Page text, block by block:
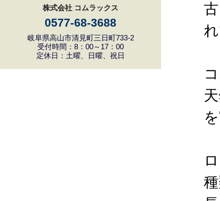
株式会社 コムラックス
0577-68-3688
岐阜県高山市清見町三日町733-2
受付時間：8：00～17：00
定休日：土曜、日曜、祝日